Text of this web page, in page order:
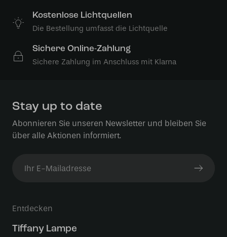
Kostenlose Lichtquellen
Die Bestellung umfasst die Lichtquelle
Sichere Online-Zahlung
Sichere Zahlung im Anschluss mit Klarna
Stay up to date
Abonnieren Sie unseren Newsletter und bleiben Sie
über alle Aktionen informiert.
Entdecken
Tiffany Lampe